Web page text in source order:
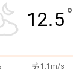
12.5°
1.1m/s